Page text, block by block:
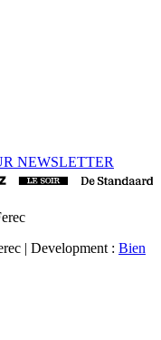
NEWSLETTER
| Development : Bien